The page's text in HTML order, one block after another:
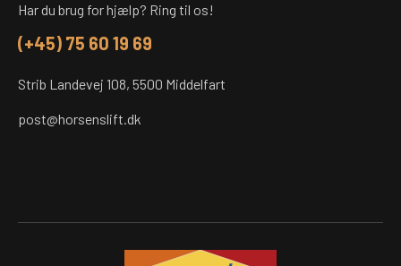
Har du brug for hjælp? Ring til os!
(+45) 75 60 19 69
Strib Landevej 108, 5500 Middelfart
post@horsenslift.dk